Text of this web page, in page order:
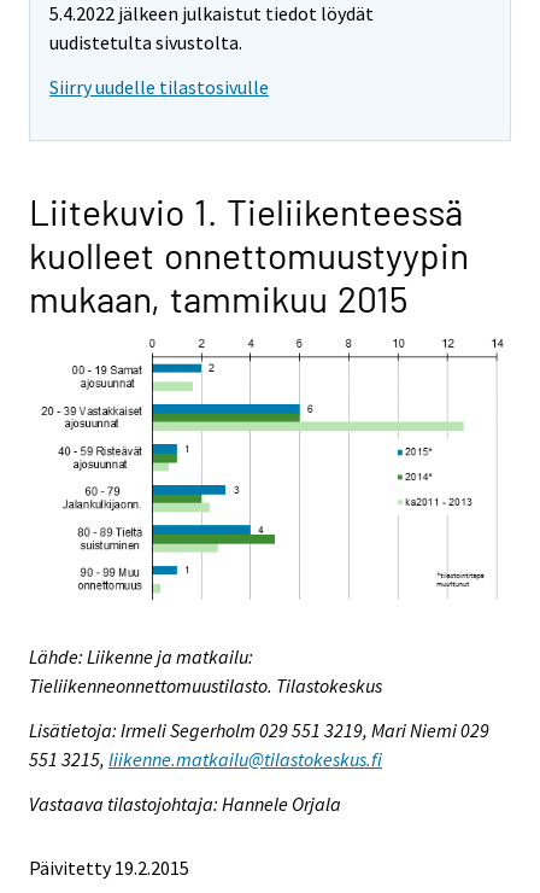
5.4.2022 jälkeen julkaistut tiedot löydät
uudistetulta sivustolta.
Siirry uudelle tilastosivulle
Liitekuvio 1. Tieliikenteessä
kuolleet onnettomuustyypin
mukaan, tammikuu 2015
Lähde: Liikenne ja matkailu:
Tieliikenneonnettomuustilasto. Tilastokeskus
Lisätietoja: Irmeli Segerholm 029 551 3219, Mari Niemi 029
551 3215, liikenne.matkailu@tilastokeskus.fi
Vastaava tilastojohtaja: Hannele Orjala
Päivitetty 19.2.2015